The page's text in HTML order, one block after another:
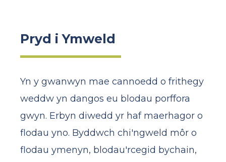
Pryd i Ymweld
Yn y gwanwyn mae cannoedd o frithegy
weddw yn dangos eu blodau porffora
gwyn. Erbyn diwedd yr haf maerhagor o
flodau yno. Byddwch chi'ngweld môr o
flodau ymenyn, blodau'rcegid bychain,